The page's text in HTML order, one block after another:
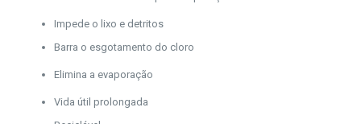
Impede o lixo e detritos
Barra o esgotamento do cloro
Elimina a evaporação
Vida útil prolongada